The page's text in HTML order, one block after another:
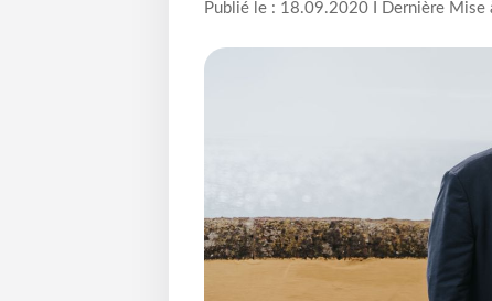
Publié le : 18.09.2020 I Dernière